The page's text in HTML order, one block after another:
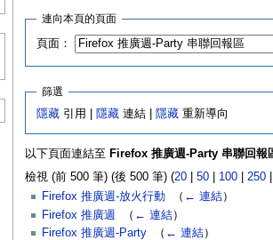
連向本頁的頁面
頁面：
篩選
隱藏 引用 | 隱藏 連結 | 隱藏 重新導向
以下頁面連結至 Firefox 推廣週-Party 串聯回報
檢視 (前 500 筆) (後 500 筆) (20| 50| 100| 250
Firefox 推廣週-放火行動‎ （ ← 連結）
Firefox 推廣週
（ ← 連結）
Firefox 推廣週-Party‎ （ ← 連結）